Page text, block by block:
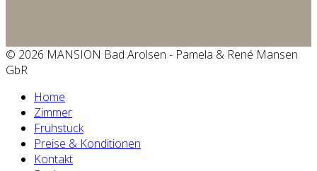
© 2026 MANSION Bad Arolsen - Pamela & René Mansen
GbR
Home
Zimmer
Frühstück
Preise & Konditionen
Kontakt